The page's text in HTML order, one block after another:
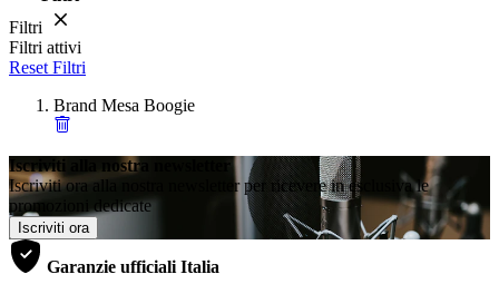
Filtri
Filtri attivi
Reset Filtri
Brand Mesa Boogie
Iscriviti alla nostra newsletter
Iscriviti ora alla nostra newsletter per ricevere in esclusiva le
promozioni dedicate
Iscriviti ora
Garanzie ufficiali Italia